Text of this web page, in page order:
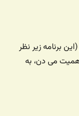
برنامه زیر نظر
می دن، به